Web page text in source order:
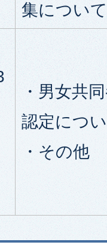
集について
・男女共
認定につ
・その他